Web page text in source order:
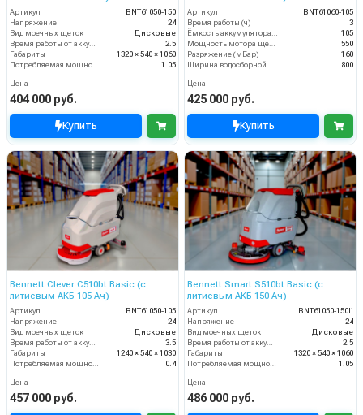
Артикул
BNT61050-150
Напряжение
24
Вид моечных щеток
Дисковые
Время работы от аккумуляторов (ч)
2.5
Габариты
1320 × 540 × 1060
1.05
Цена
404 000 руб.
Купить
Артикул
BNT61060-105
Время работы (ч)
3
105
550
Разряжение (мБар)
160
800
Цена
425 000 руб.
Купить
Bennett Clever C510bt Basic (с
литиевым АКБ 105 Ач)
Артикул
BNT61050-105
Напряжение
24
Вид моечных щеток
Дисковые
Время работы от аккумуляторов (ч)
3.5
Габариты
1240 × 540 × 1030
0.4
Цена
457 000 руб.
Bennett Smart S510bt Basic (с
литиевым АКБ 150 Ач)
Артикул
BNT61050-150li
Напряжение
24
Вид моечных щеток
Дисковые
Время работы от аккумуляторов (ч)
2.5
Габариты
1320 × 540 × 1060
1.05
Цена
486 000 руб.